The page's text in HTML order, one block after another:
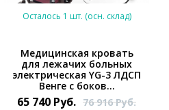
*}
Осталось 1 шт. (осн. склад)
Медицинская кровать
для лежачих больных
электрическая YG-3 ЛДСП
Венге с боков...
65 740 Руб. 76 916Руб.